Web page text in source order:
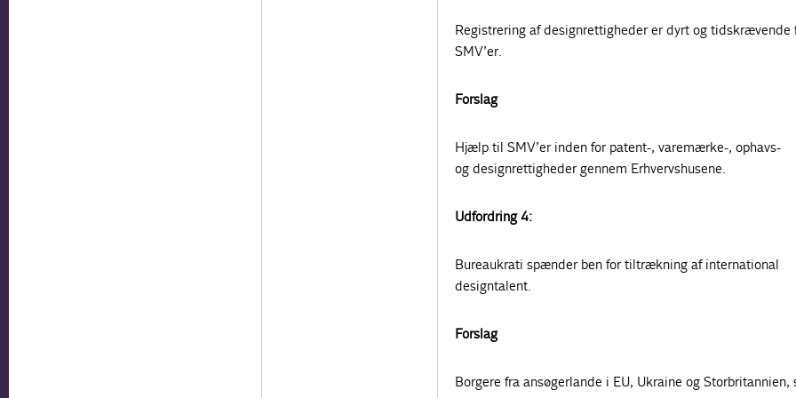
Registrering af designrettigheder er dyrt og tidskrævende
SMV’er.
Forslag
Hjælp til SMV’er inden for patent-, varemærke-, ophavs-
og designrettigheder gennem Erhvervshusene.
Udfordring 4:
Bureaukrati spænder ben for tiltrækning af international
designtalent.
Forslag
Borgere fra ansøgerlande i EU, Ukraine og Storbritannien,